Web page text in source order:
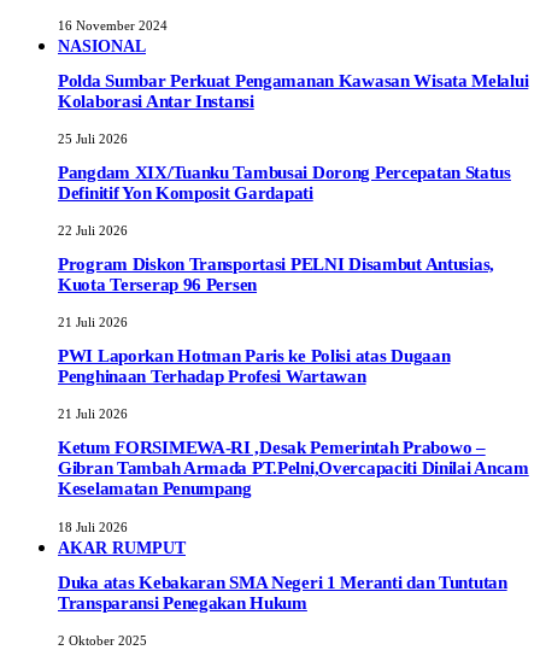
16 November 2024
NASIONAL
Polda Sumbar Perkuat Pengamanan Kawasan Wisata Melalui
Kolaborasi Antar Instansi
25 Juli 2026
Pangdam XIX/Tuanku Tambusai Dorong Percepatan Status
Definitif Yon Komposit Gardapati
22 Juli 2026
Program Diskon Transportasi PELNI Disambut Antusias,
Kuota Terserap 96 Persen
21 Juli 2026
PWI Laporkan Hotman Paris ke Polisi atas Dugaan
Penghinaan Terhadap Profesi Wartawan
21 Juli 2026
Ketum FORSIMEWA-RI ,Desak Pemerintah Prabowo –
Gibran Tambah Armada PT.Pelni,Overcapaciti Dinilai Ancam
Keselamatan Penumpang
18 Juli 2026
AKAR RUMPUT
Duka atas Kebakaran SMA Negeri 1 Meranti dan Tuntutan
Transparansi Penegakan Hukum
2 Oktober 2025